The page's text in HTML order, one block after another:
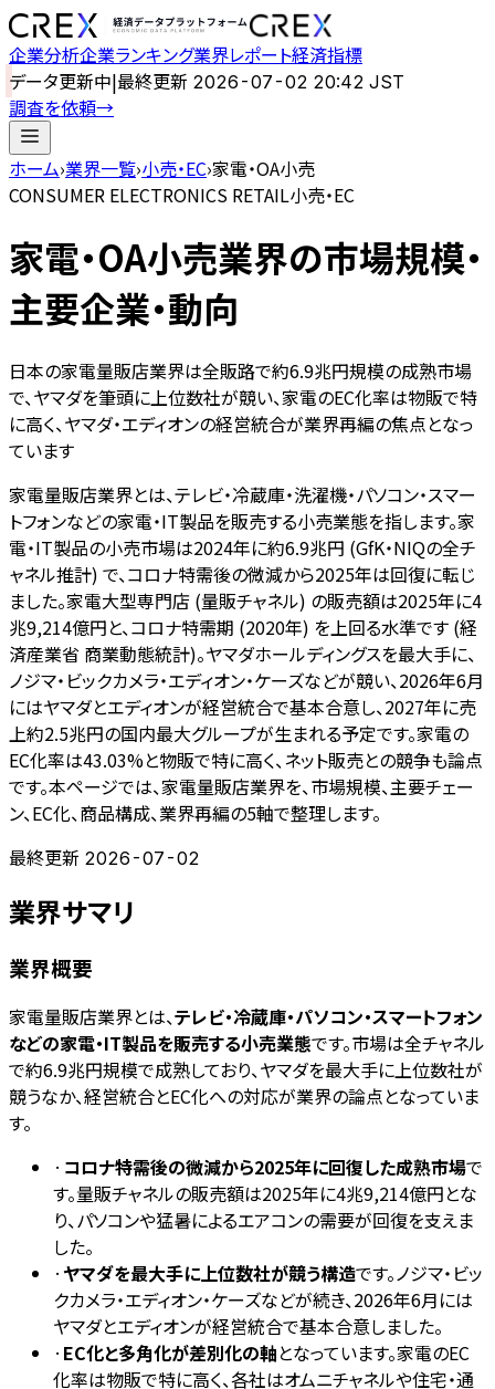
企業分析企業ランキング業界レポート経済指標
データ更新中|最終更新 2026-07-02 20:42 JST
調査を依頼→
ホーム›業界一覧›小売・EC›家電・OA小売
CONSUMER ELECTRONICS RETAIL小売・EC
家電・OA小売業界の市場規模・
主要企業・動向
日本の家電量販店業界は全販路で約6.9兆円規模の成熟市場
で、ヤマダを筆頭に上位数社が競い、家電のEC化率は物販で特
に高く、ヤマダ・エディオンの経営統合が業界再編の焦点となっ
ています
家電量販店業界とは、テレビ・冷蔵庫・洗濯機・パソコン・スマー
トフォンなどの家電・IT製品を販売する小売業態を指します。家
電・IT製品の小売市場は2024年に約6.9兆円 (GfK・NIQの全チ
ャネル推計) で、コロナ特需後の微減から2025年は回復に転じ
ました。家電大型専門店 (量販チャネル) の販売額は2025年に4
兆9,214億円と、コロナ特需期 (2020年) を上回る水準です (経
済産業省 商業動態統計)。ヤマダホールディングスを最大手に、
ノジマ・ビックカメラ・エディオン・ケーズなどが競い、2026年6月
にはヤマダとエディオンが経営統合で基本合意し、2027年に売
上約2.5兆円の国内最大グループが生まれる予定です。家電の
EC化率は43.03%と物販で特に高く、ネット販売との競争も論点
です。本ページでは、家電量販店業界を、市場規模、主要チェー
ン、EC化、商品構成、業界再編の5軸で整理します。
最終更新 2026-07-02
業界サマリ
業界概要
家電量販店業界とは、テレビ・冷蔵庫・パソコン・スマートフォン
などの家電・IT製品を販売する小売業態です。市場は全チャネル
で約6.9兆円規模で成熟しており、ヤマダを最大手に上位数社が
競うなか、経営統合とEC化への対応が業界の論点となっていま
す。
· コロナ特需後の微減から2025年に回復した成熟市場で
す。量販チャネルの販売額は2025年に4兆9,214億円とな
り、パソコンや猛暑によるエアコンの需要が回復を支えま
した。
·ヤマダを最大手に上位数社が競う構造です。ノジマ・ビッ
クカメラ・エディオン・ケーズなどが続き、2026年6月には
ヤマダとエディオンが経営統合で基本合意しました。
· EC化と多角化が差別化の軸となっています。家電のEC
化率は物販で特に高く、各社はオムニチャネルや住宅・通